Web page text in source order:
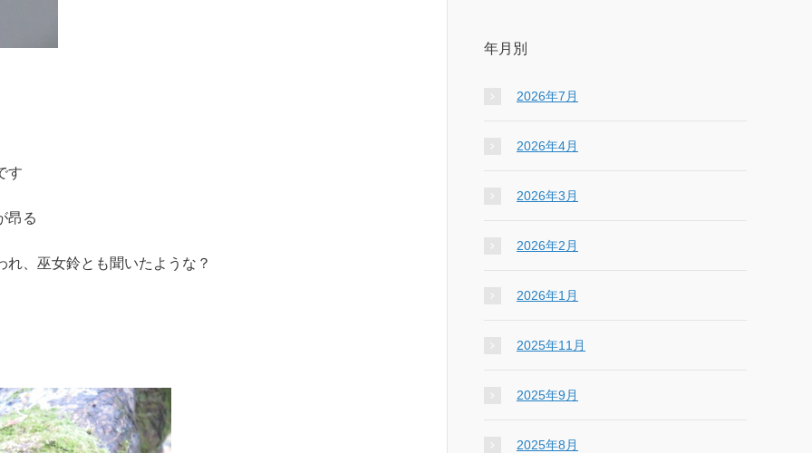
す
昂る
、巫女鈴とも聞いたような？
年月別
2026年7月
2026年4月
2026年3月
2026年2月
2026年1月
2025年11月
2025年9月
2025年8月